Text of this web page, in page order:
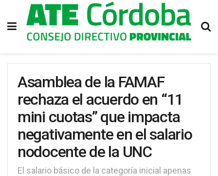
Asamblea de la FAMAF
rechaza el acuerdo en “11
mini cuotas” que impacta
negativamente en el salario
nodocente de la UNC
El salario básico de la categoría inicial apenas